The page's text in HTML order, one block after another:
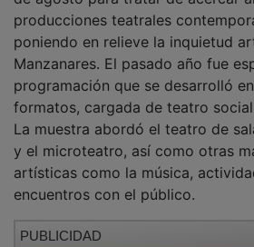
Campo de Criptana acogerá, del
agosto, la sexta edición del
Gigantes que reunirá a grandes
el Teatro Cervantes, la Bodega El